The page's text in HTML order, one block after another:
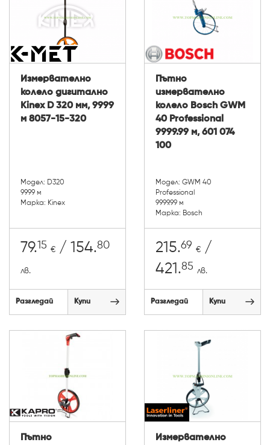
Измервателно
колело дигитално
Kinex D 320 мм, 9999
м 8057-15-320
Модел: D320
9999 м
Марка: Kinex
79.15 € / 154.80
лв.
Разгледай Купи
Пътно
измервателно
колело Bosch GWM
40 Professional
9999.99 м, 601 074
100
Модел: GWM 40
Professional
9999.99 м
Марка: Bosch
215.69 € /
421.85 лв.
Разгледай Купи
Пътно
Измервателно